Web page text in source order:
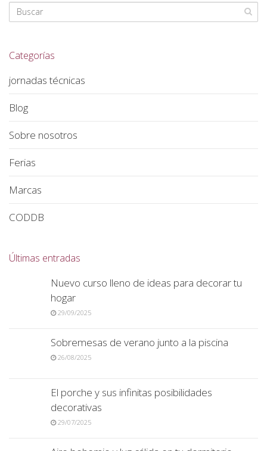
Categorías
jornadas técnicas
Blog
Sobre nosotros
Ferias
Marcas
CODDB
Últimas entradas
Nuevo curso lleno de ideas para decorar tu
hogar
29/09/2025
Sobremesas de verano junto a la piscina
26/08/2025
El porche y sus infinitas posibilidades
decorativas
29/07/2025